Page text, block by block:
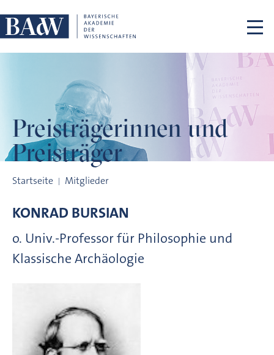
Preisträgerinnen und
Preisträger
Startseite Mitglieder
KONRAD BURSIAN
o. Univ.-Professor für Philosophie und
Klassische Archäologie